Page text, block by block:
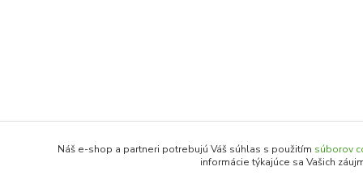
Náš e-shop a partneri potrebujú Váš súhlas s použitím súborov
informácie týkajúce sa Vašich